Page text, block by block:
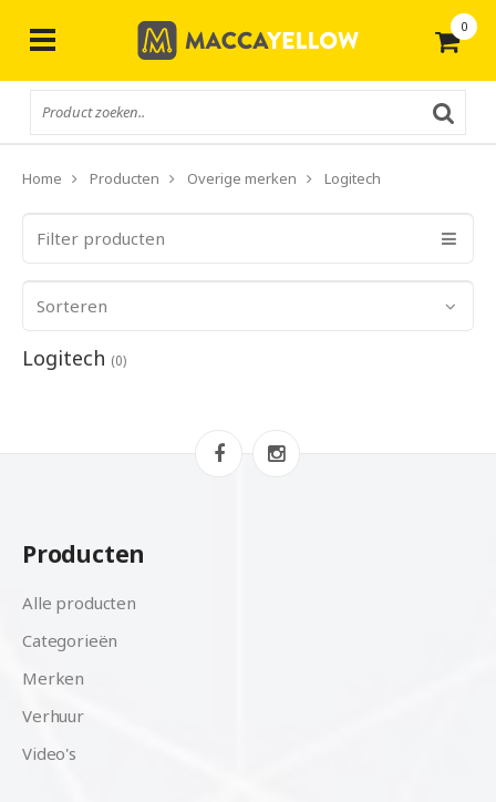
0
Home Producten Overige merken Logitech
Filter producten
Sorteren
Logitech (0)
Producten
Alle producten
Categorieën
Merken
Verhuur
Video's